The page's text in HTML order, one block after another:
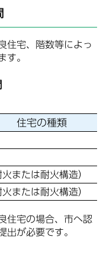
住宅、階数等によっ
す。
住宅の種類
または耐火構造）
または耐火構造）
住宅の場合、市へ認
出が必要です。